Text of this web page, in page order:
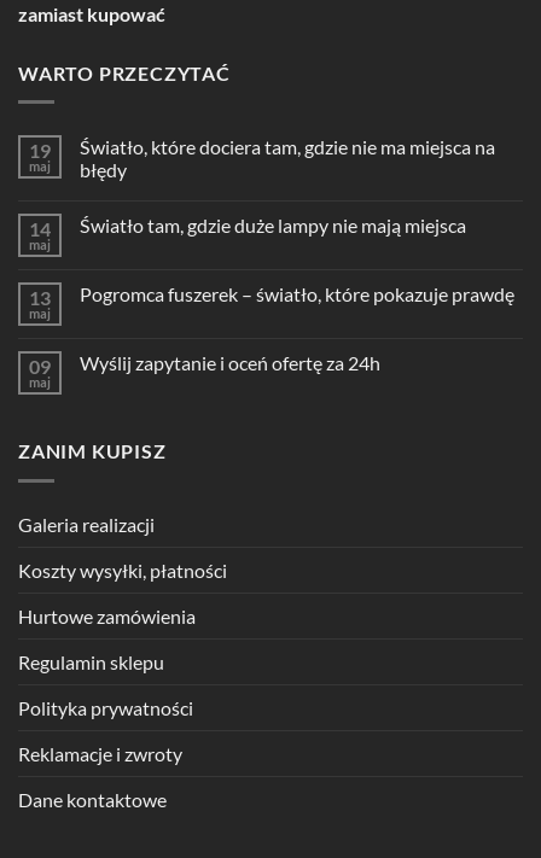
zamiast kupować
WARTO PRZECZYTAĆ
19
maj
Światło, które dociera tam, gdzie nie ma miejsca na
błędy
14
maj
Światło tam, gdzie duże lampy nie mają miejsca
13
maj
Pogromca fuszerek – światło, które pokazuje prawdę
09
maj
Wyślij zapytanie i oceń ofertę za 24h
ZANIM KUPISZ
Galeria realizacji
Koszty wysyłki, płatności
Hurtowe zamówienia
Regulamin sklepu
Polityka prywatności
Reklamacje i zwroty
Dane kontaktowe